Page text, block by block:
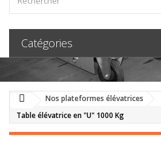
Catégories
Nos plateformes élévatrices
Table élévatrice en "U" 1000 Kg